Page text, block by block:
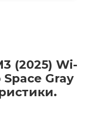
(2025) Wi-
Space Gray